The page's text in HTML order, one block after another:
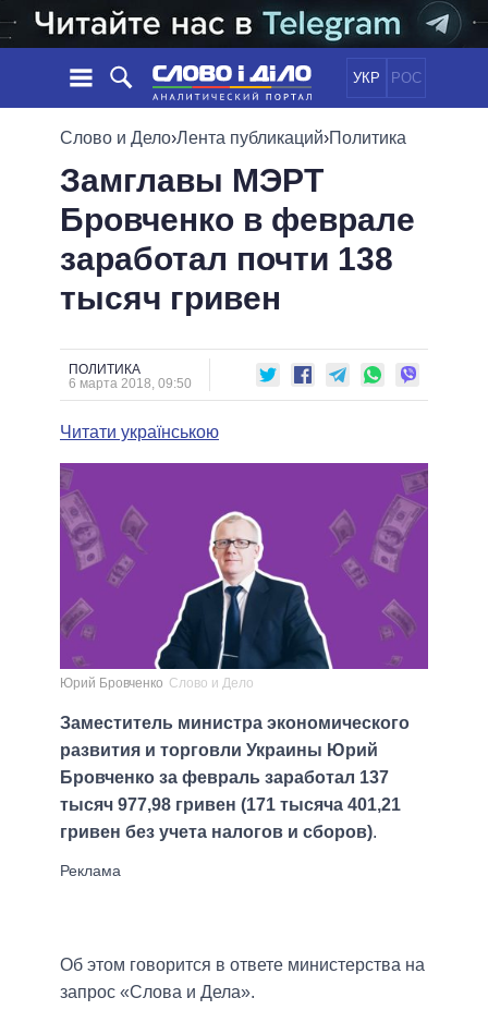
УКР РОС
НОВОСТИ
ЛЕНТА
СОБЫТИЯ
СТАТЬИ
МНЕНИЯ
ОБЗОРЫ
ДАЙДЖЕСТЫ
ПОЛИТИКА
ЭКОНОМИКА
ОБЩЕСТВО
ОБЕЩАНИЯ
ПОЛИТИКИ
ВСЕ ПОЛИТИКИ
ПРЕЗИДЕНТ И ОФИС
ВЕРХОВНАЯ РАДА
КАБИНЕТ МИНИСТРОВ
МЭРЫ
ПОДДЕРЖАТЬ
СРАВНЕНИЕ ПОЛИТИКОВ
Слово и Дело›Лента публикаций›Политика
Замглавы МЭРТ
Бровченко в феврале
заработал почти 138
тысяч гривен
ПОЛИТИКА
6 марта 2018, 09:50
Читати українською
Юрий Бровченко Слово и Дело
Заместитель министра экономического
развития и торговли Украины Юрий
Бровченко за февраль заработал 137
тысяч 977,98 гривен (171 тысяча 401,21
гривен без учета налогов и сборов).
Об этом говорится в ответе министерства на
запрос «Слова и Дела».